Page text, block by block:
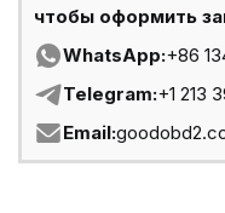
чтобы оформить
WhatsApp:+86
Telegram:+1 213
Email: